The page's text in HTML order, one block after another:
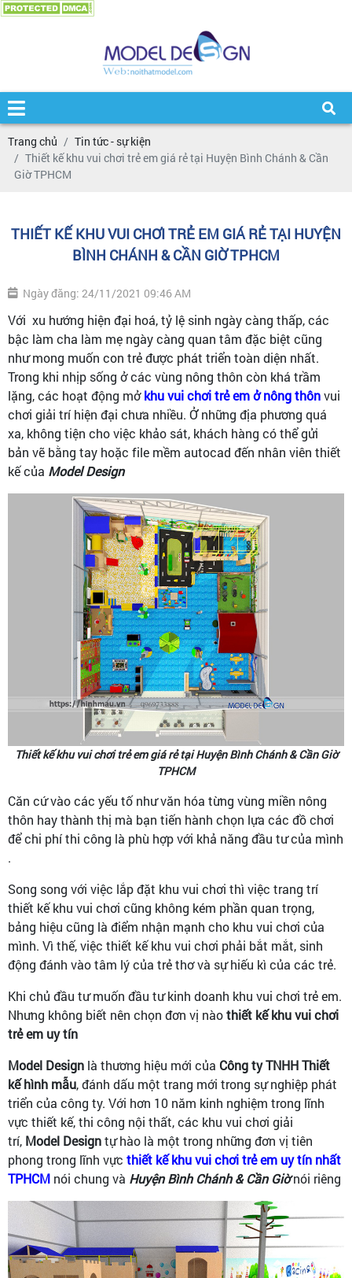
Trang chủ
Tin tức - sự kiện
Thiết kế khu vui chơi trẻ em giá rẻ tại Huyện Bình Chánh & Cần
Giờ TPHCM
THIẾT KẾ KHU VUI CHƠI TRẺ EM GIÁ RẺ TẠI HUYỆN
BÌNH CHÁNH & CẦN GIỜ TPHCM
Ngày đăng: 24/11/2021 09:46 AM
Với xu hướng hiện đại hoá, tỷ lệ sinh ngày càng thấp, các
bậc làm cha làm mẹ ngày càng quan tâm đặc biệt cũng
như mong muốn con trẻ được phát triển toàn diện nhất.
Trong khi nhịp sống ở các vùng nông thôn còn khá trầm
lặng, các hoạt động mởkhu vui chơi trẻ em ở nông thônvui
chơi giải trí hiện đại chưa nhiều. Ở những địa phương quá
xa, không tiện cho việc khảo sát, khách hàng có thể gửi
bản vẽ bằng tay hoặc file mềm autocad đến nhân viên thiết
kế của Model Design
Thiết kế khu vui chơi trẻ em giá rẻ tại Huyện Bình Chánh & Cần Giờ
TPHCM
Căn cứ vào các yếu tố như văn hóa từng vùng miền nông
thôn hay thành thị mà bạn tiến hành chọn lựa các đồ chơi
để chi phí thi công là phù hợp với khả năng đầu tư của mình
.
Song song với việc lắp đặt khu vui chơi thì việc trang trí
thiết kế khu vui chơi cũng không kém phần quan trọng,
bảng hiệu cũng là điểm nhận mạnh cho khu vui chơi của
mình. Vì thế, việc thiết kế khu vui chơi phải bắt mắt, sinh
động đánh vào tâm lý của trẻ thơ và sự hiếu kì của các trẻ.
Khi chủ đầu tư muốn đầu tư kinh doanh khu vui chơi trẻ em.
Nhưng không biết nên chọn đơn vị nàothiết kế khu vui chơi
trẻ em uy tín
Model Design là thương hiệu mới của Công ty TNHH Thiết
kế hình mẫu, đánh dấu một trang mới trong sự nghiệp phát
triển của công ty. Với hơn 10 năm kinh nghiệm trong lĩnh
vực thiết kế, thi công nội thất, các khu vui chơi giải
trí, Model Designtự hào là một trong những đơn vị tiên
phong trong lĩnh vực thiết kế khu vui chơi trẻ em uy tín nhất
TPHCM nói chung và Huyện Bình Chánh & Cần Giờnói riêng